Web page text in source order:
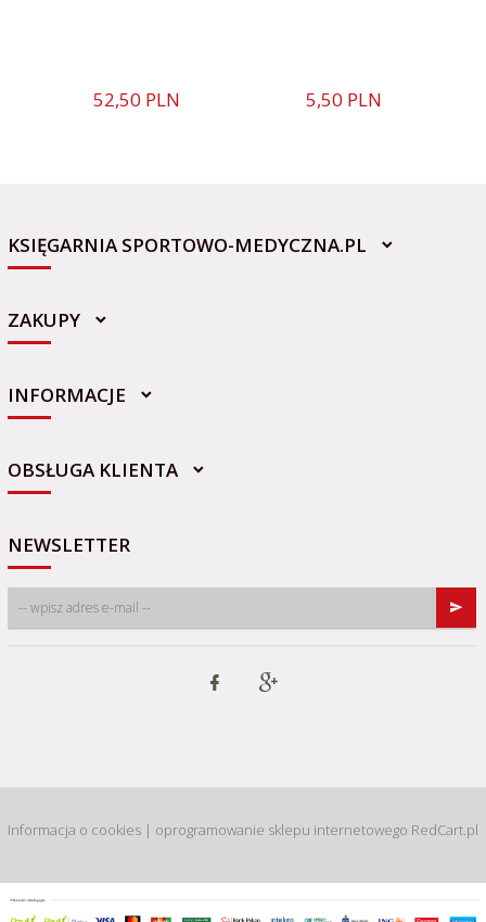
52,50 PLN 5,50 PLN
KSIĘGARNIA SPORTOWO-MEDYCZNA.PL
sklep@sportowo-medyczna.pl
ZAKUPY
INFORMACJE
OBSŁUGA KLIENTA
NEWSLETTER
Informacja o cookies | oprogramowanie sklepu internetowego RedCart.pl